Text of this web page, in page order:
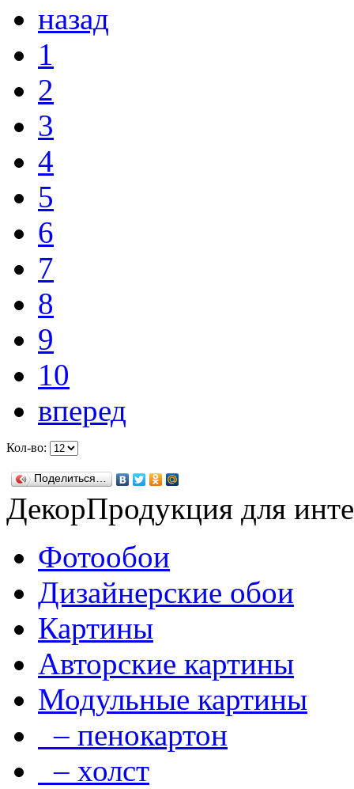
назад
1
2
3
4
5
6
7
8
9
10
вперед
Кол-во:
Поделиться…
ДекорПродукция для
Фотообои
Дизайнерские обои
Картины
Авторские картины
Модульные картины
– пенокартон
– холст